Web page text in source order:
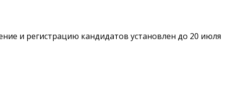
и регистрацию кандидатов установлен до 20 июля